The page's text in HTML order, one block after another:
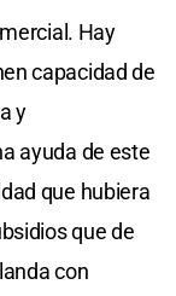
Hay
capacidad de
y
ayuda de este
que hubiera
que de
con